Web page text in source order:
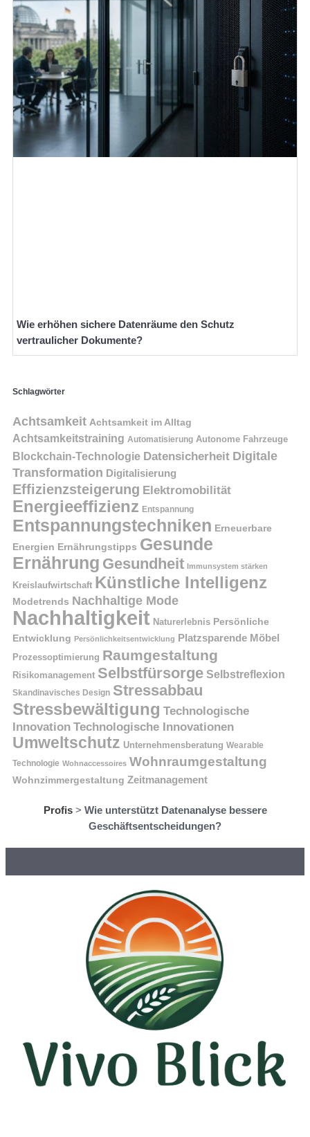
Wie erhöhen sichere Datenräume den Schutz
vertraulicher Dokumente?
Schlagwörter
Achtsamkeit Achtsamkeit im Alltag
Achtsamkeitstraining Automatisierung Autonome Fahrzeuge
Blockchain-Technologie Datensicherheit Digitale
Transformation Digitalisierung
Effizienzsteigerung Elektromobilität
Energieeffizienz Entspannung
Entspannungstechniken Erneuerbare
Energien Ernährungstipps Gesunde
Ernährung Gesundheit Immunsystem stärken
Kreislaufwirtschaft Künstliche Intelligenz
Modetrends Nachhaltige Mode
Nachhaltigkeit Naturerlebnis Persönliche
Entwicklung Persönlichkeitsentwicklung Platzsparende Möbel
Prozessoptimierung Raumgestaltung
Risikomanagement Selbstfürsorge Selbstreflexion
Skandinavisches Design Stressabbau
Stressbewältigung Technologische
Innovation Technologische Innovationen
Umweltschutz Unternehmensberatung Wearable
Technologie Wohnaccessoires Wohnraumgestaltung
Wohnzimmergestaltung Zeitmanagement
Profis> Wie unterstützt Datenanalyse bessere
Geschäftsentscheidungen?